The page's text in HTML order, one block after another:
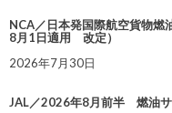
NCA／日本発国際航空貨物
8月1日適用 改定）
2026年7月30日
JAL／2026年8月前半 燃油サ